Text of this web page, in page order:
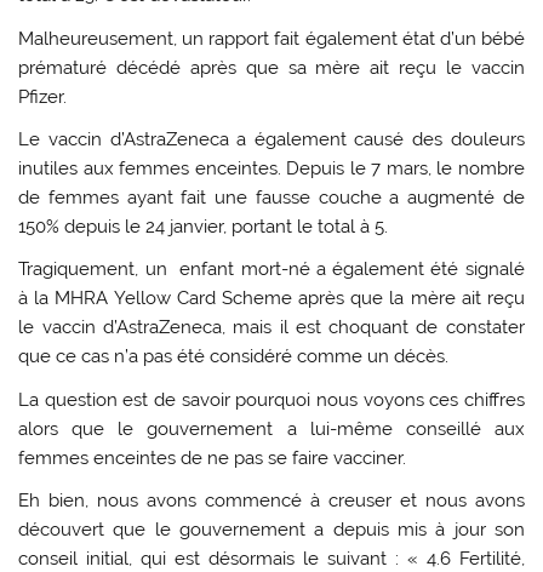
Malheureusement, un rapport fait également état d’un bébé
prématuré décédé après que sa mère ait reçu le vaccin
Pfizer.
Le vaccin d’AstraZeneca a également causé des douleurs
inutiles aux femmes enceintes. Depuis le 7 mars, le nombre
de femmes ayant fait une fausse couche a augmenté de
150% depuis le 24 janvier, portant le total à 5.
Tragiquement, un enfant mort-né a également été signalé
à la MHRA Yellow Card Scheme après que la mère ait reçu
le vaccin d’AstraZeneca, mais il est choquant de constater
que ce cas n’a pas été considéré comme un décès.
La question est de savoir pourquoi nous voyons ces chiffres
alors que le gouvernement a lui-même conseillé aux
femmes enceintes de ne pas se faire vacciner.
Eh bien, nous avons commencé à creuser et nous avons
découvert que le gouvernement a depuis mis à jour son
conseil initial, qui est désormais le suivant : « 4.6 Fertilité,